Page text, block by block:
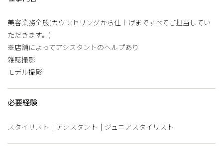
美容業務全般(カウンセリングから仕上げまですべてご担当してい
ただきます。)
※店舗によってアシスタントのヘルプあり
雑誌撮影
モデル撮影
必要経験
スタイリスト｜アシスタント｜ジュニアスタイリスト